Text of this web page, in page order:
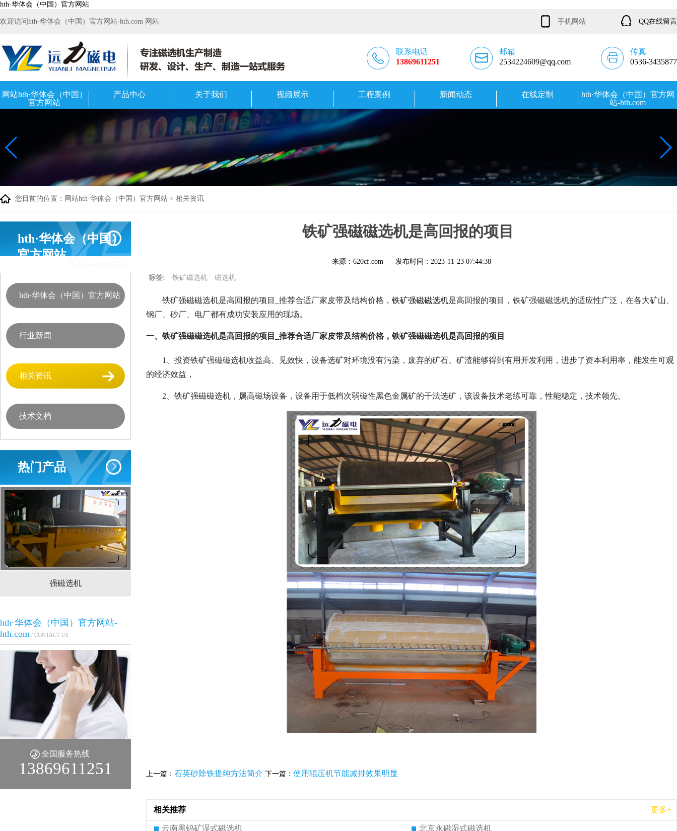
hth·华体会（中国）官方网站
欢迎访问hth·华体会（中国）官方网站-hth.com 网站 手机网站 QQ在线留言
联系电话
13869611251
邮箱
2534224609@qq.com
传真
0536-3435877
网站hth·华体会（中国）
官方网站
产品中心 关于我们 视频展示 工程案例 新闻动态 在线定制
hth·华体会（中国）官方网
站-hth.com
您目前的位置： 网站hth·华体会（中国）官方网站 > 相关资讯
hth·华体会（中国）
官方网站
hth·华体会（中国）官方网站
行业新闻
相关资讯
技术文档
热门产品
强磁选机 稀土永磁辊式强磁选机 RCT系列全磁永磁滚筒
hth·华体会（中国）官方网站-
hth.com / CONTACT US
全国服务热线
13869611251
铁矿强磁磁选机是高回报的项目
来源：620cf.com 发布时间： 2023-11-23 07:44:38
标签: 铁矿磁选机 磁选机
铁矿强磁磁选机是高回报的项目_推荐合适厂家皮带及结构价格， 铁矿强磁磁选机是高回报的项目，铁矿强磁磁选机的适应性广泛，在各大矿山、
钢厂、砂厂、电厂都有成功安装应用的现场。
一、铁矿强磁磁选机是高回报的项目_推荐合适厂家皮带及结构价格，铁矿强磁磁选机是高回报的项目
1、投资铁矿强磁磁选机收益高、见效快，设备选矿对环境没有污染，废弃的矿石、矿渣能够得到有用开发利用，进步了资本利用率，能发生可观
的经济效益，
2、铁矿强磁磁选机，属高磁场设备，设备用于低档次弱磁性黑色金属矿的干法选矿，该设备技术老练可靠，性能稳定，技术领先。
上一篇： 石英砂除铁提纯方法简介 下一篇： 使用辊压机节能减排效果明显
相关推荐 更多+
云南黑钨矿湿式磁选机
北京永磁湿式磁选机